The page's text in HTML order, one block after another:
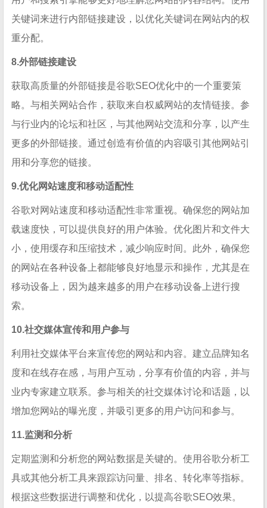
关键词来进行内部链接建设，以优化关键词在网站内的权
重分配。
8.外部链接建设
获取高质量的外部链接是谷歌SEO优化中的一个重要策
略。与相关网站合作，获取来自权威网站的友情链接。参
与行业内的论坛和社区，与其他网站交流和分享，以产生
更多的外部链接。通过创造有价值的内容吸引其他网站引
用和分享您的链接。
9.优化网站速度和移动适配性
谷歌对网站速度和移动适配性非常重视。确保您的网站加
载速度快，可以提供良好的用户体验。优化图片和文件大
小，使用缓存和压缩技术，减少响应时间。此外，确保您
的网站在各种设备上都能够良好地显示和操作，尤其是在
移动设备上，因为越来越多的用户在移动设备上进行搜
索。
10.社交媒体宣传和用户参与
利用社交媒体平台来宣传您的网站和内容。建立品牌知名
度和在线存在感，与用户互动，分享有价值的内容，并与
业内专家建立联系。参与相关的社交媒体讨论和话题，以
增加您网站的曝光度，并吸引更多的用户访问和参与。
11.监测和分析
定期监测和分析您的网站数据是关键的。使用谷歌分析工
具或其他分析工具来跟踪访问量、排名、转化率等指标。
根据这些数据进行调整和优化，以提高谷歌SEO效果。